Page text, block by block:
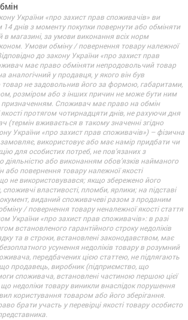
України «про захист прав споживачів» ви
днів з моменту покупки повернути або обміняти
в магазині, за умови виконання всіх норм
Умови обміну / повернення товару належної
до закону України «про захист прав
має право обміняти непродовольчий товар
аналогічний у продавця, у якого він був
не задовольнив його за формою, габаритами,
розміром або з інших причин не може бути ним
призначенням. Споживач має право на обмін
протягом чотирнадцяти днів, не рахуючи дня
(термін вживається в такому значенні згідно
України «про захист прав споживачів») – фізична
замовляє, використовує або має намір придбати чи
для особистих потреб, не пов’язаних з
діяльністю або виконанням обов’язків найманого
або повернення товару належної якості
не використовувався; якщо збережено його
властивості, пломби, ярлики; на підставі
виданий споживачеві разом з проданим
/ повернення товару неналежної якості стаття
України «про захист прав споживачів»: в разі
встановленого гарантійного строку недоліків
та в строки, встановлені законодавством, має
усунення недоліків товару в розумний
передбачених цією статтею, не підлягають
продавець, виробник (підприємство, що
споживача, встановлені частиною першою цієї
що недоліки товару виникли внаслідок порушення
користування товаром або його зберігання.
брати участь у перевірці якості товару особисто